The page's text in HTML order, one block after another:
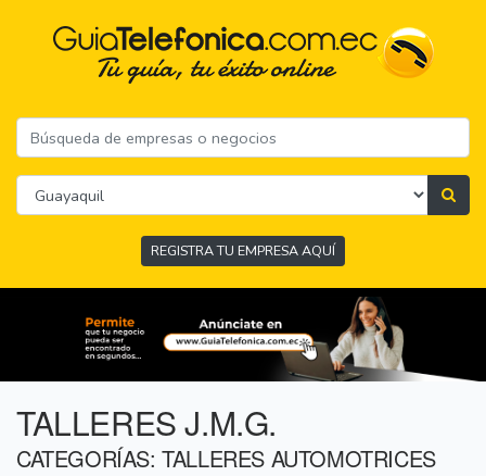
REGISTRA TU EMPRESA AQUÍ
TALLERES J.M.G.
CATEGORÍAS: TALLERES AUTOMOTRICES